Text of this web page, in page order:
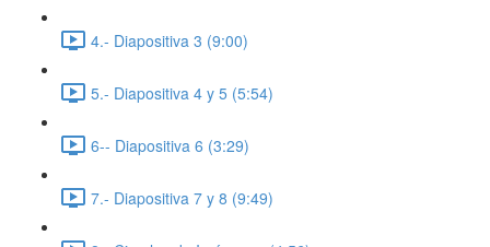
4.- Diapositiva 3 (9:00)
5.- Diapositiva 4 y 5 (5:54)
6-- Diapositiva 6 (3:29)
7.- Diapositiva 7 y 8 (9:49)